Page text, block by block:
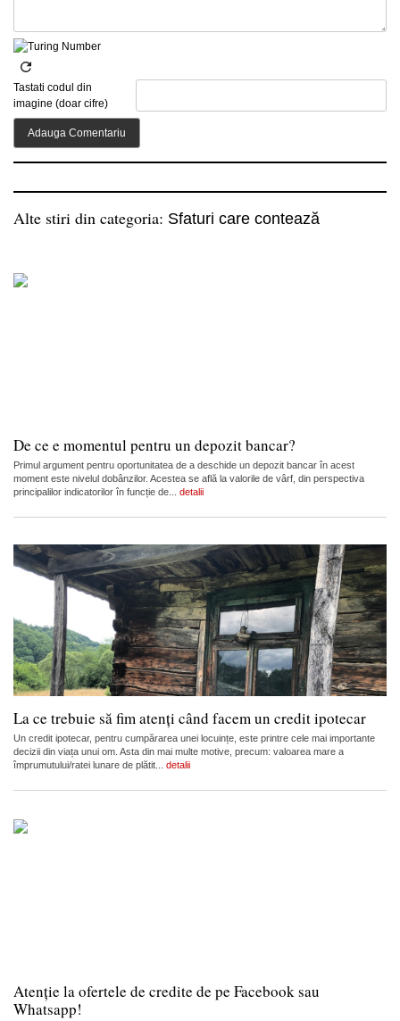
Tastati codul din
imagine (doar cifre)
Alte stiri din categoria: Sfaturi care contează
De ce e momentul pentru un depozit bancar?
Primul argument pentru oportunitatea de a deschide un depozit bancar în acest
moment este nivelul dobânzilor. Acestea se află la valorile de vârf, din perspectiva
principalilor indicatorilor în funcție de... detalii
La ce trebuie să fim atenți când facem un credit ipotecar
Un credit ipotecar, pentru cumpărarea unei locuințe, este printre cele mai importante
decizii din viața unui om. Asta din mai multe motive, precum: valoarea mare a
împrumutului/ratei lunare de plătit... detalii
Atenție la ofertele de credite de pe Facebook sau
Whatsapp!